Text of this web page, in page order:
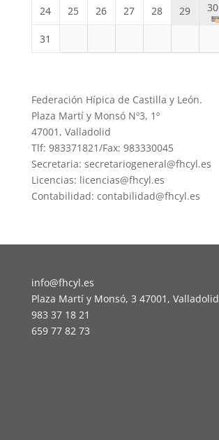
24 25 26 27 28 29 30
31
Federación Hípica de Castilla y León.
Plaza Martí y Monsó Nº3, 1º
47001, Valladolid
Tlf: 983371821/Fax: 983330045
Secretaria: secretariogeneral@fhcyl.es
Licencias: licencias@fhcyl.es
Contabilidad: contabilidad@fhcyl.es
info@fhcyl.es
Plaza Martí y Monsó, 3 47001, Valladolid
983 37 18 21
659 77 82 73